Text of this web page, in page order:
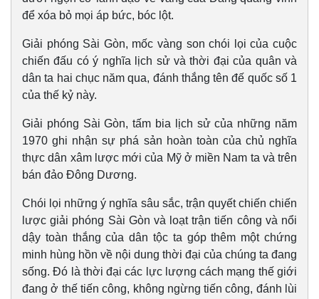
Thông tin doanh nghiệp
Doanh nghiệp 24h
Doanh nhân
Vì cộng đồng
Sành điệu
Tin Công nghệ
Trải nghiệm
Chuyển đổi số
để xóa bỏ mọi áp bức, bóc lột.
Giải phóng Sài Gòn, mốc vàng son chói lọi của cuộc
chiến đấu có ý nghĩa lịch sử và thời đại của quân và
dân ta hai chục năm qua, đánh thắng tên đế quốc số 1
của thế kỷ này.
Giải phóng Sài Gòn, tấm bia lịch sử của những năm
1970 ghi nhận sự phá sản hoàn toàn của chủ nghĩa
thực dân xâm lược mới của Mỹ ở miền Nam ta và trên
bán đảo Đông Dương.
Chói lọi những ý nghĩa sâu sắc, trận quyết chiến chiến
lược giải phóng Sài Gòn và loạt trận tiến công và nổi
dậy toàn thắng của dân tộc ta góp thêm một chứng
minh hùng hồn về nội dung thời đại của chúng ta đang
sống. Đó là thời đại các lực lượng cách mạng thế giới
đang ở thế tiến công, không ngừng tiến công, đánh lùi